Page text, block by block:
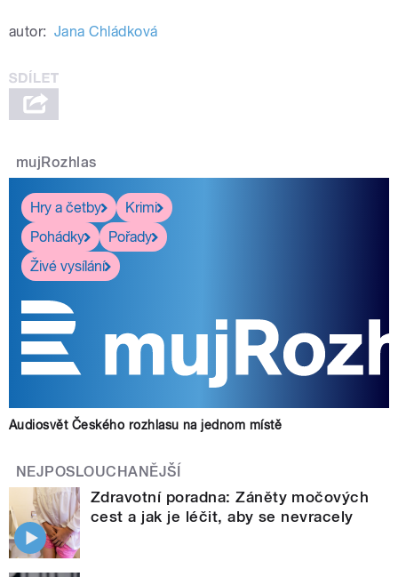
autor: Jana Chládková
mujRozhlas
Hry a četby
Krimi
Pohádky
Pořady
Živé vysílání
Audiosvět Českého rozhlasu na jednom místě
NEJPOSLOUCHANĚJŠÍ
Zdravotní poradna: Záněty močových
cest a jak je léčit, aby se nevracely